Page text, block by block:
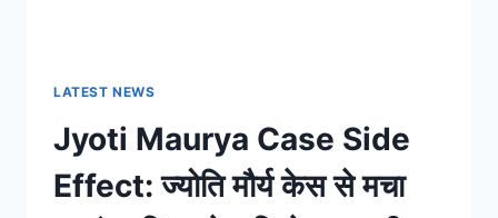
LATEST NEWS
Jyoti Maurya Case Side
Effect: ज्योति मौर्य केस से मचा